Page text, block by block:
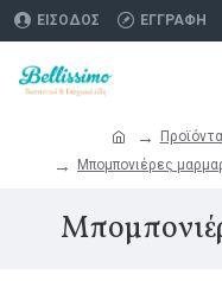
ΕΊΣΟΔΟΣ ΕΓΓΡΑΦΉ
Προϊόντα
Μπομπονιέρες